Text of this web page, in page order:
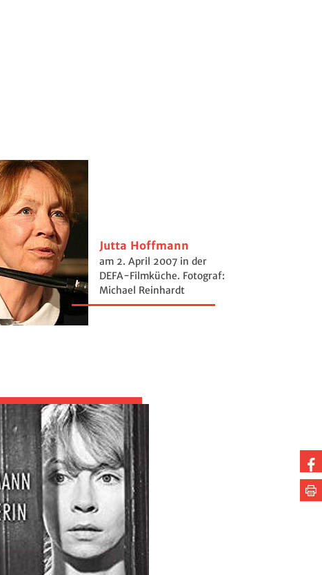
Jutta Hoffmann
am 2. April 2007 in der
DEFA-Filmküche. Fotograf:
Michael Reinhardt